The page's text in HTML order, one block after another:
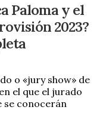
Paloma y el
2023?
o «jury show» de
el que el jurado
se conocerán